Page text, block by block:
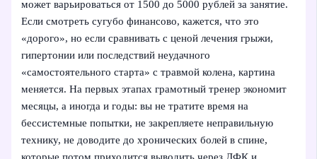
может варьироваться от 1500 до 5000 рублей за занятие.
Если смотреть сугубо финансово, кажется, что это
«дорого», но если сравнивать с ценой лечения грыжи,
гипертонии или последствий неудачного
«самостоятельного старта» с травмой колена, картина
меняется. На первых этапах грамотный тренер экономит
месяцы, а иногда и годы: вы не тратите время на
бессистемные попытки, не закрепляете неправильную
технику, не доводите до хронических болей в спине,